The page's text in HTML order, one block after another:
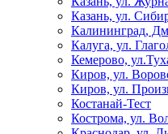
Казань, ул.
Калининград,
Калуга, ул.
Кемерово,
Киров, ул.
Киров, ул.
Костанай-Тест
Кострома, ул.